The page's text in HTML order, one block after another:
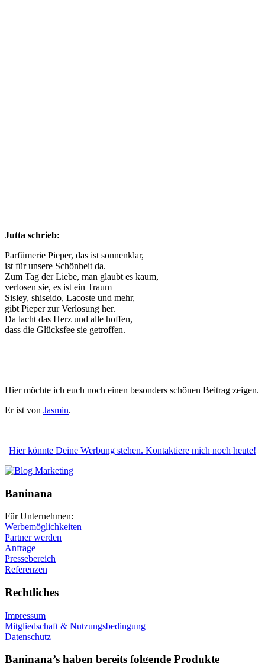
Jutta schrieb:
Parfümerie Pieper, das ist sonnenklar,
ist für unsere Schönheit da.
Zum Tag der Liebe, man glaubt es kaum,
verlosen sie, es ist ein Traum
Sisley, shiseido, Lacoste und mehr,
gibt Pieper zur Verlosung her.
Da lacht das Herz und alle hoffen,
dass die Glücksfee sie getroffen.
Hier möchte ich euch noch einen besonders schönen Beitrag zeigen.
Er ist von Jasmin.
Hier könnte Deine Werbung stehen. Kontaktiere mich noch heute!
Baninana
Für Unternehmen:
Werbemöglichkeiten
Partner werden
Anfrage
Pressebereich
Referenzen
Rechtliches
Impressum
Mitgliedschaft & Nutzungsbedingung
Datenschutz
Baninana’s haben bereits folgende Produkte